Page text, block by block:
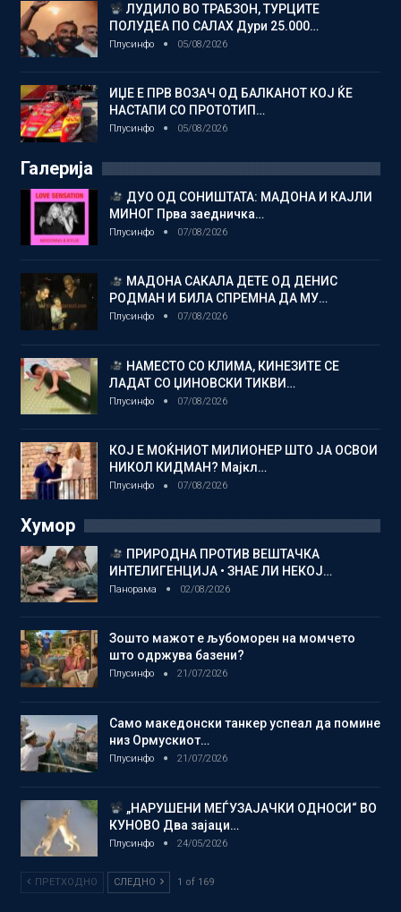
ЛУДИЛО ВО ТРАБЗОН, ТУРЦИТЕ
ПОЛУДЕА ПО САЛАХ Дури 25.000…
Плусинфо 05/08/2026
ИЏЕ Е ПРВ ВОЗАЧ ОД БАЛКАНОТ КОЈ ЌЕ
НАСТАПИ СО ПРОТОТИП…
Плусинфо 05/08/2026
Галерија
ДУО ОД СОНИШТАТА: МАДОНА И КАЈЛИ
МИНОГ Прва заедничка…
Плусинфо 07/08/2026
МАДОНА САКАЛА ДЕТЕ ОД ДЕНИС
РОДМАН И БИЛА СПРЕМНА ДА МУ…
Плусинфо 07/08/2026
НАМЕСТО СО КЛИМА, КИНЕЗИТЕ СЕ
ЛАДАТ СО ЏИНОВСКИ ТИКВИ…
Плусинфо 07/08/2026
КОЈ Е МОЌНИОТ МИЛИОНЕР ШТО ЈА ОСВОИ
НИКОЛ КИДМАН? Мајкл…
Плусинфо 07/08/2026
Хумор
ПРИРОДНА ПРОТИВ ВЕШТАЧКА
ИНТЕЛИГЕНЦИЈА • ЗНАЕ ЛИ НЕКОЈ…
Панорама 02/08/2026
Зошто мажот е љубоморен на момчето
што одржува базени?
Плусинфо 21/07/2026
Само македонски танкер успеал да помине
низ Ормускиот…
Плусинфо 21/07/2026
„НАРУШЕНИ МЕЃУЗАЈАЧКИ ОДНОСИ“ ВО
КУНОВО Два зајаци…
Плусинфо 24/05/2026
ПРЕТХОДНО СЛЕДНО 1 of 169